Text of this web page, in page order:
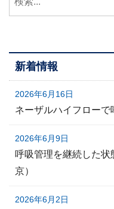
新着情報
ネーザルハイフローで
2026年6月16日
呼吸管理を継続した
京）
2026年6月9日
2026年6月2日